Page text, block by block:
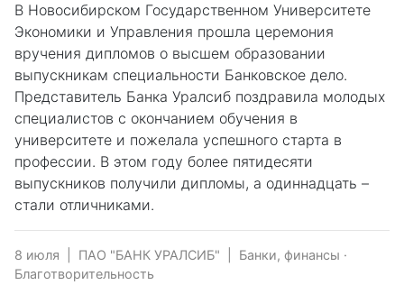
В Новосибирском Государственном Университете
Экономики и Управления прошла церемония
вручения дипломов о высшем образовании
выпускникам специальности Банковское дело.
Представитель Банка Уралсиб поздравила молодых
специалистов с окончанием обучения в
университете и пожелала успешного старта в
профессии. В этом году более пятидесяти
выпускников получили дипломы, а одиннадцать –
стали отличниками.
8 июля ПАО "БАНК УРАЛСИБ" Банки, финансы ·
Благотворительность